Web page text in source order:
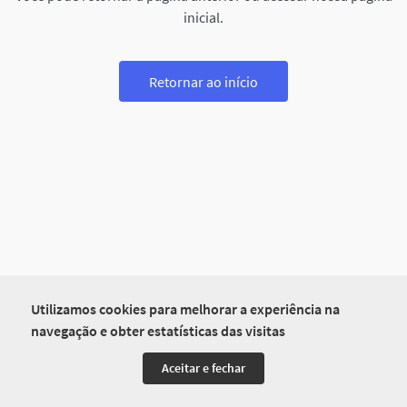
Utilizamos cookies para melhorar a experiência na
navegação e obter estatísticas das visitas
Aceitar e fechar
inicial.
Retornar ao início